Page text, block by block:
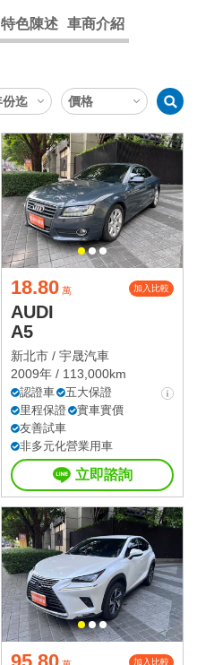
特色陳述 車商介紹
18.80 萬 加入比較
AUDI
A5
新北市 / 宇晟汽車
2009年 / 113,000km
認證車
五大保證
里程保證
實車實價
友善試車
非多元化營業用車
立即諮詢
加入比較